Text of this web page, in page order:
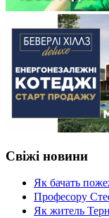
Свіжі новини
Як бачать
Професору
Як житель